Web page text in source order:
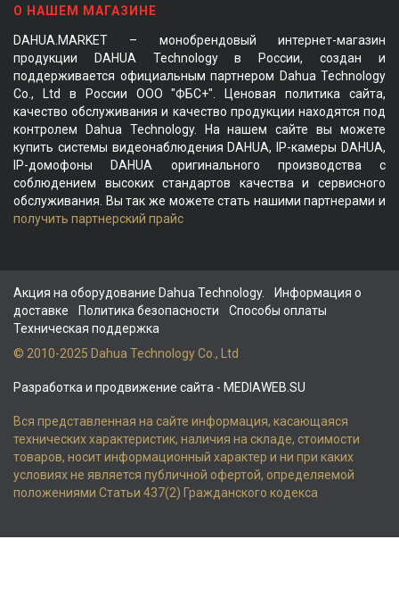
О НАШЕМ МАГАЗИНЕ
DAHUA.MARKET – монобрендовый интернет-магазин
продукции DAHUA Technology в России, создан и
поддерживается официальным партнером Dahua Technology
Co., Ltd в России ООО "ФБС+". Ценовая политика сайта,
качество обслуживания и качество продукции находятся под
контролем Dahua Technology. На нашем сайте вы можете
купить системы видеонаблюдения DAHUA, IP-камеры DAHUA,
IP-домофоны DAHUA оригинального производства с
соблюдением высоких стандартов качества и сервисного
обслуживания. Вы так же можете стать нашими партнерами и
получить партнерский прайс
Акция на оборудование Dahua Technology.
Информация о
доставке
Политика безопасности
Способы оплаты
Техническая поддержка
© 2010-2025 Dahua Technology Co., Ltd
Разработка и продвижение сайта - MEDIAWEB.SU
Вся представленная на сайте информация, касающаяся
технических характеристик, наличия на складе, стоимости
товаров, носит информационный характер и ни при каких
условиях не является публичной офертой, определяемой
положениями Статьи 437(2) Гражданского кодекса